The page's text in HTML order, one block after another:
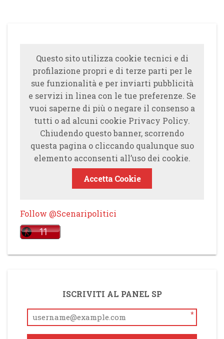
Questo sito utilizza cookie tecnici e di
profilazione propri e di terze parti per le
sue funzionalità e per inviarti pubblicità
e servizi in linea con le tue preferenze. Se
vuoi saperne di più o negare il consenso a
tutti o ad alcuni cookie Privacy Policy.
Chiudendo questo banner, scorrendo
questa pagina o cliccando qualunque suo
elemento acconsenti all’uso dei cookie.
Accetta Cookie
Follow @Scenaripolitici
ISCRIVITI AL PANEL SP
*